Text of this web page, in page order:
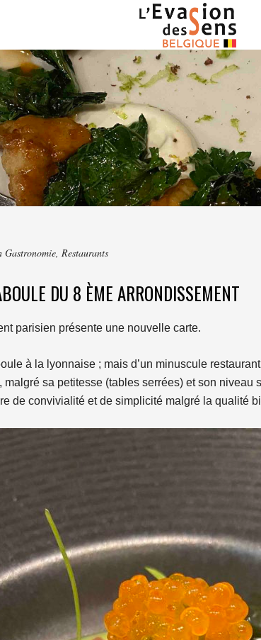
Gastronomie, Restaurants
DU 8 ÈME ARRONDISSEMENT
parisien présente une nouvelle carte.
à la lyonnaise ; mais d’un minuscule
malgré sa petitesse (tables serrées) et son
de convivialité et de simplicité malgré la qualité